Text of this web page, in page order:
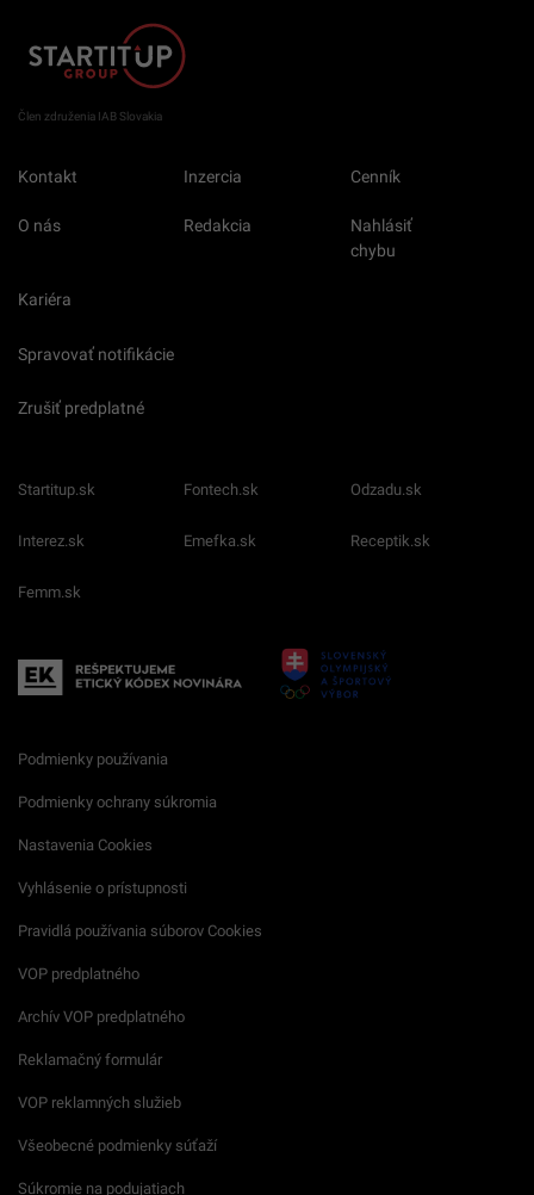
Člen združenia IAB Slovakia
Kontakt Inzercia Cenník
O nás Redakcia
Nahlásiť
chybu
Kariéra
Spravovať notifikácie
Zrušiť predplatné
Startitup.sk Fontech.sk Odzadu.sk
Interez.sk Emefka.sk Receptik.sk
Femm.sk
Podmienky používania
Podmienky ochrany súkromia
Nastavenia Cookies
Vyhlásenie o prístupnosti
Pravidlá používania súborov Cookies
VOP predplatného
Archív VOP predplatného
Reklamačný formulár
VOP reklamných služieb
Všeobecné podmienky súťaží
Súkromie na podujatiach